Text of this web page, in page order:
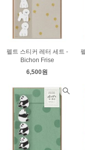
펠트 스티커 레터 세트 -
Bichon Frise
6,500원